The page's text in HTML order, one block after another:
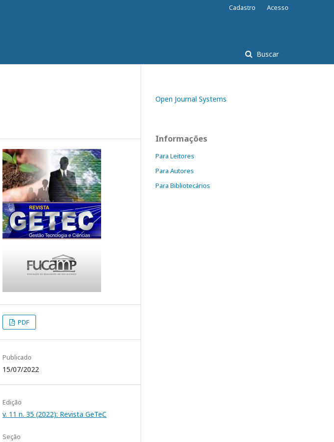
Buscar
Cadastro Acesso
PDF
Publicado
15/07/2022
Edição
v. 11 n. 35 (2022): Revista GeTeC
Seção
Open Journal Systems
Informações
Para Leitores
Para Autores
Para Bibliotecários